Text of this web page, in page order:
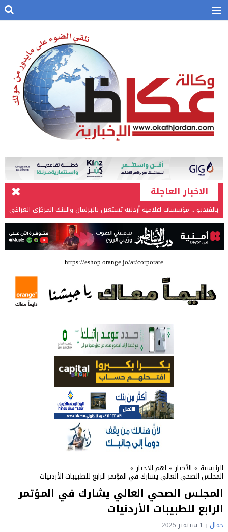
الاخبار العاجلة
بالفيديو .. مؤسسات اعلامية أردنية تستعين بالبرلمان والبنك المركزي العراقي
في قضيتها مع طارق الحسن
بالفيديو .. إرادة القائد ثم التعليم ثم الصناعة والزراعة قذفت ببنجلاديش خلال
عشرين عاما من دخل الفرد ٤٠٠$ سنويا الى ٦٠٠٠ $ ، فهل نستطيع ؟؟؟؟؟
شركة تسابيح للسياحة والسفر تسير اول رحلة لحجاج بيت الله الحرام عبر مطار
الملكة علياء الدولي – صور
وزيرة الثقافة تفتتح حفل توزيع جوائز الأولمبياد العلمي لـ جمعية المواهب
حملة للتبرع بالدم في جامعة الزيتونة الأردنية
بالفيديو .. مؤسسات اعلامية أردنية تستعين بالبرلمان والبنك المركزي العراقي
في قضيتها مع طارق الحسن
https://eshop.orange.jo/ar/corporate
الرئيسية » الأخبار » اهم الاخبار »
المجلس الصحي العالي يشارك في المؤتمر الرابع للطبيبات الأردنيات
المجلس الصحي العالي يشارك في المؤتمر
الرابع للطبيبات الأردنيات
جمال 1 سبتمبر 2025